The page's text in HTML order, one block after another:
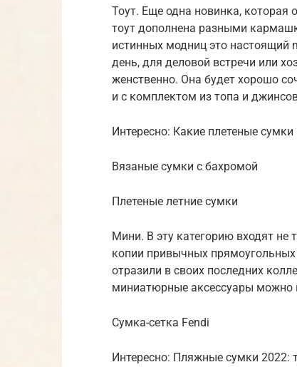
Тоут. Еще одна новинка, которая
тоут дополнена разными
истинных модниц это настоящий
день, для деловой встречи или
женственно. Она будет хорошо
и с комплектом из топа и
Интересно: Какие плетеные
Вязаные сумки с бахромой
Плетеные летние сумки
Мини. В эту категорию входят не
копии привычных
отразили в своих последних
миниатюрные аксессуары можно
Сумка-сетка Fendi
Интересно: Пляжные сумки 2022: